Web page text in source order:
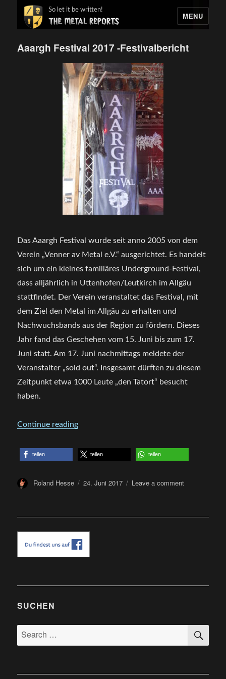
MENU
So let it be written!
Aaargh Festival 2017 -Festivalbericht
Das Aaargh Festival wurde seit anno 2005 von dem
Verein „Venner av Metal e.V.“ausgerichtet. Es handelt
sich um ein kleines familiäres Underground-Festival,
dass alljährlich in Uttenhofen/Leutkirch im Allgäu
stattfindet. Der Verein veranstaltet das Festival, mit
dem Ziel den Metal im Allgäu zu erhalten und
Nachwuchsbands aus der Region zu fördern. Dieses
Jahr fand das Geschehen vom 15. Juni bis zum 17.
Juni statt. Am 17. Juni nachmittags meldete der
Veranstalter „sold out“. Insgesamt dürften zu diesem
Zeitpunkt etwa 1000 Leute „den Tatort“ besucht
haben.
Continue reading„Aaargh Festival 2017 -Festivalbericht“
teilen teilen teilen
Author
Roland Hesse
Posted
24. Juni 2017 Leave a commenton
SUCHEN
Search
for: